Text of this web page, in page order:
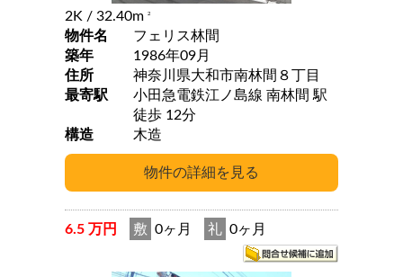
2K / 32.40m 2
物件名
フェリス林間
築年
1986年09月
住所
神奈川県大和市南林間８丁目
最寄駅
小田急電鉄江ノ島線 南林間 駅
徒歩 12分
構造
木造
6.5 万円 敷 0ヶ月 礼 0ヶ月